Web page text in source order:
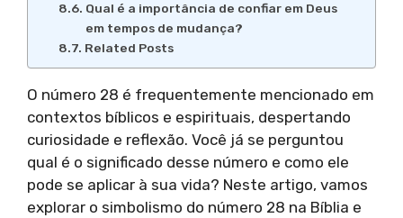
Qual é a importância de confiar em Deus
em tempos de mudança?
Related Posts
O número 28 é frequentemente mencionado em
contextos bíblicos e espirituais, despertando
curiosidade e reflexão. Você já se perguntou
qual é o significado desse número e como ele
pode se aplicar à sua vida? Neste artigo, vamos
explorar o simbolismo do número 28 na Bíblia e